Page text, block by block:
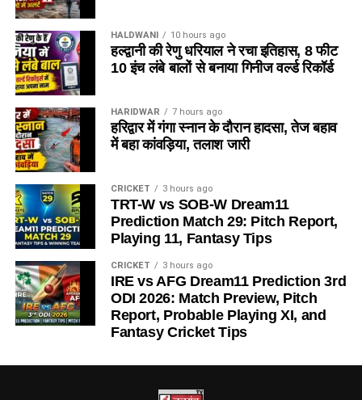
HALDWANI 10 hours ago
हल्द्वानी की रेणु धरियाल ने रचा इतिहास, 8 फीट
10 इंच लंबे बालों से बनाया गिनीज वर्ल्ड रिकॉर्ड
HARIDWAR 7 hours ago
हरिद्वार में गंगा स्नान के दौरान हादसा, तेज बहाव
में बहा कांवड़िया, तलाश जारी
CRICKET 3 hours ago
TRT-W vs SOB-W Dream11
Prediction Match 29: Pitch Report,
Playing 11, Fantasy Tips
CRICKET 3 hours ago
IRE vs AFG Dream11 Prediction 3rd
ODI 2026: Match Preview, Pitch
Report, Probable Playing XI, and
Fantasy Cricket Tips